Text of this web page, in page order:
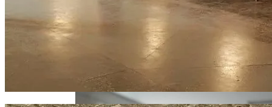
В Киеве Ограничили Движение На
Проспекте Палладина